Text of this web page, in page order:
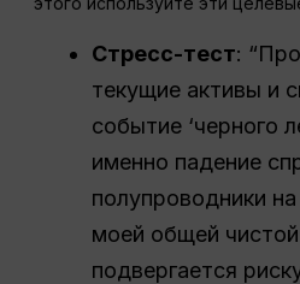
Стресс-тест:
текущие активы и
событие ‘черного
именно падение
полупроводники
моей общей
подвергается